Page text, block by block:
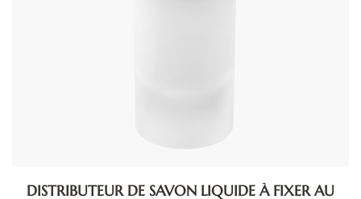
DISTRIBUTEUR DE SAVON LIQUIDE À FIXER AU